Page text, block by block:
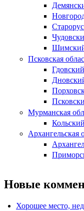
Псковская
Мурманская
Архангельская
Новые
Хорошее место,